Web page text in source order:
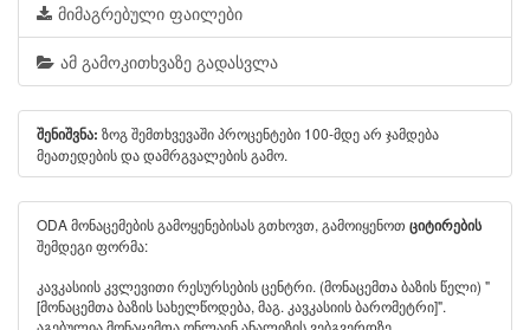
მიმაგრებული ფაილები
ამ გამოკითხვაზე გადასვლა
შენიშვნა: ზოგ შემთხვევაში პროცენტები 100-მდე არ ჯამდება
მეათედების და დამრგვალების გამო.
ODA მონაცემების გამოყენებისას გთხოვთ, გამოიყენოთ ციტირების
შემდეგი ფორმა:
კავკასიის კვლევითი რესურსების ცენტრი. (მონაცემთა ბაზის წელი) "
[მონაცემთა ბაზის სახელწოდება, მაგ. კავკასიის ბარომეტრი]".
აგებულია მონაცემთა ონლაინ ანალიზის ვებგვერდზე